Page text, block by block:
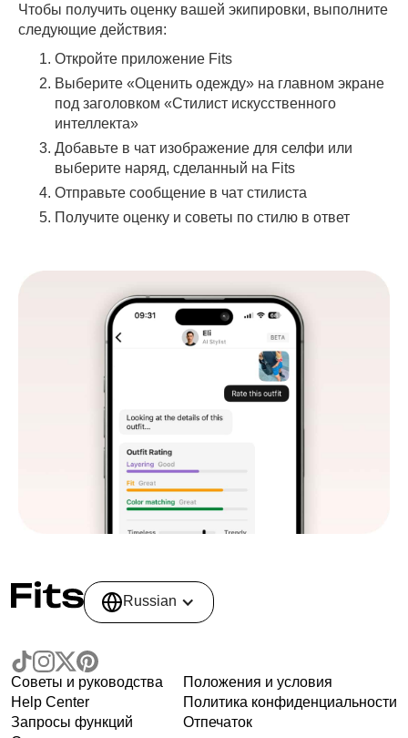
Чтобы получить оценку вашей экипировки, выполните
следующие действия:
Откройте приложение Fits
Выберите «Оценить одежду» на главном экране
под заголовком «Стилист искусственного
интеллекта»
Добавьте в чат изображение для селфи или
выберите наряд, сделанный на Fits
Отправьте сообщение в чат стилиста
Получите оценку и советы по стилю в ответ
Russian
Советы и руководства
Help Center
Запросы функций
Положения и условия
Политика конфиденциальности
Отпечаток